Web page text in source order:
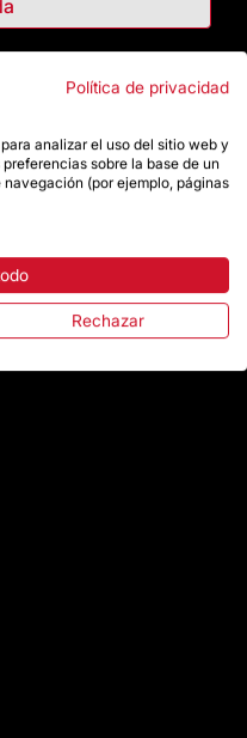
Política de privacidad
analizar el uso del sitio web y
sobre la base de un
(por ejemplo, páginas
Rechazar